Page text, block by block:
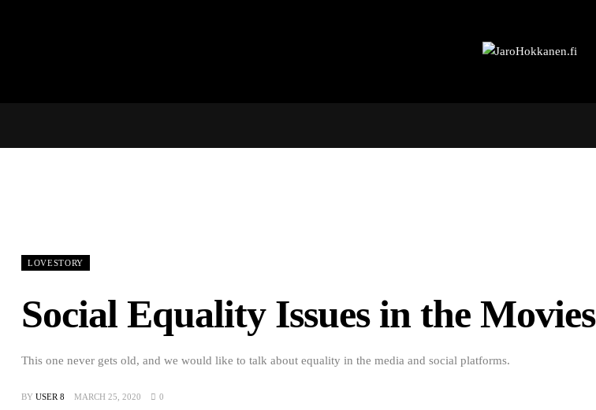
LOVESTORY
Social Equality Issues in the Movies
This one never gets old, and we would like to talk about equality in the media and social platforms.
BY USER 8 MARCH 25, 2020 0